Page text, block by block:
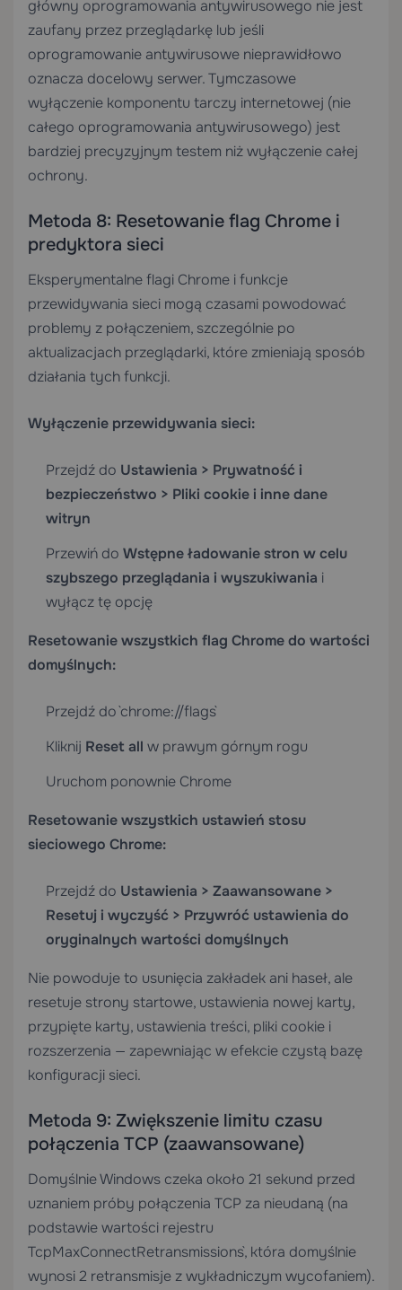
główny oprogramowania antywirusowego nie jest
zaufany przez przeglądarkę lub jeśli
oprogramowanie antywirusowe nieprawidłowo
oznacza docelowy serwer. Tymczasowe
wyłączenie komponentu tarczy internetowej (nie
całego oprogramowania antywirusowego) jest
bardziej precyzyjnym testem niż wyłączenie całej
ochrony.
Metoda 8: Resetowanie flag Chrome i
predyktora sieci
Eksperymentalne flagi Chrome i funkcje
przewidywania sieci mogą czasami powodować
problemy z połączeniem, szczególnie po
aktualizacjach przeglądarki, które zmieniają sposób
działania tych funkcji.
Wyłączenie przewidywania sieci:
Przejdź do Ustawienia > Prywatność i
bezpieczeństwo > Pliki cookie i inne dane
witryn
Przewiń do Wstępne ładowanie stron w celu
szybszego przeglądania i wyszukiwania i
wyłącz tę opcję
Resetowanie wszystkich flag Chrome do wartości
domyślnych:
Przejdź do `chrome://flags`
Kliknij Reset all w prawym górnym rogu
Uruchom ponownie Chrome
Resetowanie wszystkich ustawień stosu
sieciowego Chrome:
Przejdź do Ustawienia > Zaawansowane >
Resetuj i wyczyść > Przywróć ustawienia do
oryginalnych wartości domyślnych
Nie powoduje to usunięcia zakładek ani haseł, ale
resetuje strony startowe, ustawienia nowej karty,
przypięte karty, ustawienia treści, pliki cookie i
rozszerzenia — zapewniając w efekcie czystą bazę
konfiguracji sieci.
Metoda 9: Zwiększenie limitu czasu
połączenia TCP (zaawansowane)
Domyślnie Windows czeka około 21 sekund przed
uznaniem próby połączenia TCP za nieudaną (na
podstawie wartości rejestru
`TcpMaxConnectRetransmissions`, która domyślnie
wynosi 2 retransmisje z wykładniczym wycofaniem).